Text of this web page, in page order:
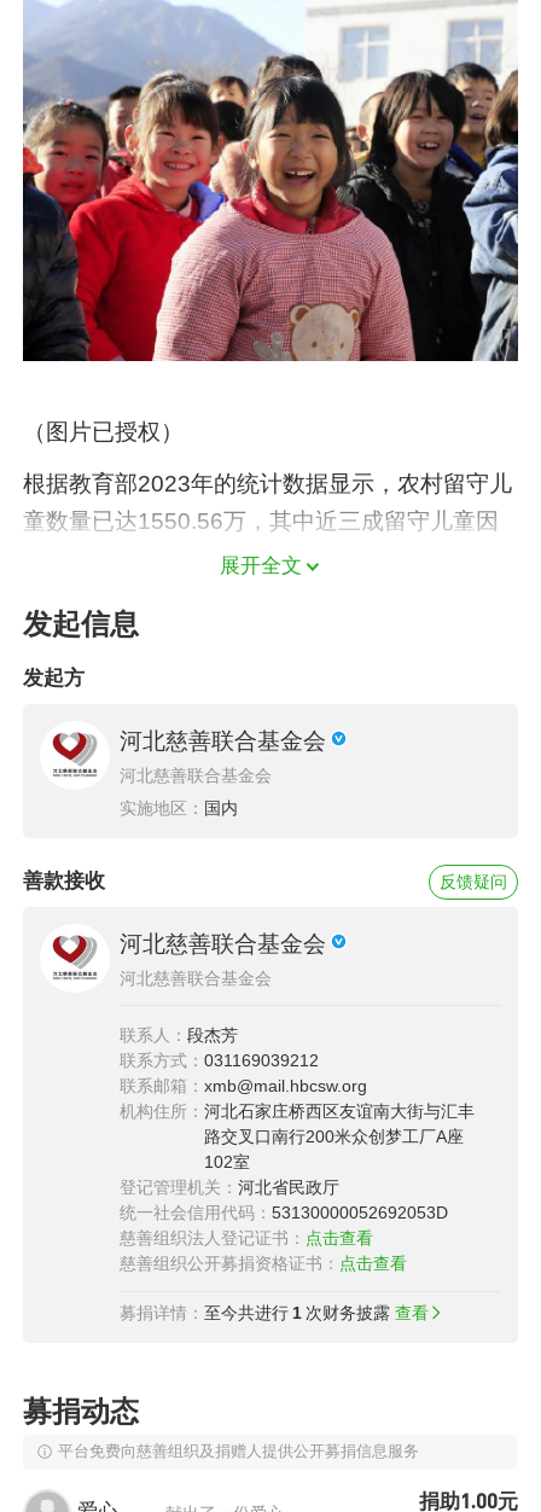
（图片已授权）
根据教育部2023年的统计数据显示，农村留守儿
童数量已达1550.56万，其中近三成留守儿童因
父母外出而无人照料，超过一成儿童与父母难见
留守儿童的身心健康。同时，受限于教育资源配
置的不均衡，许多乡村在基础教育之外，教育科
认知与接触受到极大限制。为了促使农村留守儿
童健康、独立、全面成长，河北慈善联合基金会
于2016年启动了“梦想口袋”项目，该项目根据乡
量身定制学习、生活等物品。通过“1+3”：1个梦
想口袋，3种成长体验--“梦想课堂”、“梦想运动
会”、“梦想挑战赛”的互动模式，让孩子们在游戏
强的品质。
（图片已授权）
项目帮扶成果
“梦想口袋”项目于2016年发起，在项目开展中得
获第十一届“中华慈善奖”。截止2024年3月，已有
省内及云南普洱、广西岑溪、河南淇县等地720
余所学校53472名乡村儿童受益。
展开全文
发起信息
发起方
河北慈善联合基金会
河北慈善联合基金会
实施地区： 国内
善款接收
河北慈善联合基金会
河北慈善联合基金会
联系人：段杰芳
联系方式：031169039212
联系邮箱：xmb@mail.hbcsw.org
机构住所：河北石家庄桥西区友谊南大街与汇丰
路交叉口南行200米众创梦工厂A座
102室
登记管理机关：河北省民政厅
统一社会信用代码：53130000052692053D
慈善组织法人登记证书： 点击查看
慈善组织公开募捐资格证书： 点击查看
募捐详情：至今共进行 1 次财务披露 查看
反馈疑问
募捐动态
平台免费向慈善组织及捐赠人提供公开募捐信息服务
捐助1.00元